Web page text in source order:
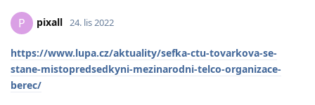
P pixall 24. lis 2022
https://www.lupa.cz/aktuality/sefka-ctu-tovarkova-se-
stane-mistopredsedkyni-mezinarodni-telco-organizace-
berec/